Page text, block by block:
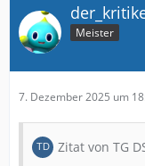
Meister
7. Dezember 2025 um
Zitat von TG